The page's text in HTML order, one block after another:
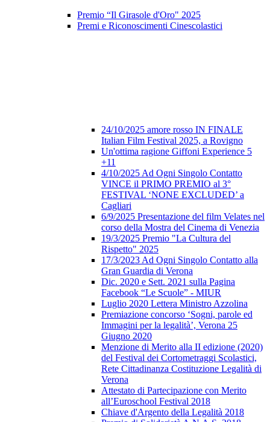
Premio “Il Girasole d'Oro" 2025
Premi e Riconoscimenti Cinescolastici
24/10/2025 amore rosso IN FINALE
Italian Film Festival 2025, a Rovigno
Un'ottima ragione Giffoni Experience 5
+11
4/10/2025 Ad Ogni Singolo Contatto
VINCE il PRIMO PREMIO al 3°
FESTIVAL ‘NONE EXCLUDED’ a
Cagliari
6/9/2025 Presentazione del film Velates nel
corso della Mostra del Cinema di Venezia
19/3/2025 Premio "La Cultura del
Rispetto" 2025
17/3/2023 Ad Ogni Singolo Contatto alla
Gran Guardia di Verona
Dic. 2020 e Sett. 2021 sulla Pagina
Facebook “Le Scuole” - MIUR
Luglio 2020 Lettera Ministro Azzolina
Premiazione concorso ‘Sogni, parole ed
Immagini per la legalità’, Verona 25
Giugno 2020
Menzione di Merito alla II edizione (2020)
del Festival dei Cortometraggi Scolastici,
Rete Cittadinanza Costituzione Legalità di
Verona
Attestato di Partecipazione con Merito
all’Euroschool Festival 2018
Chiave d'Argento della Legalità 2018